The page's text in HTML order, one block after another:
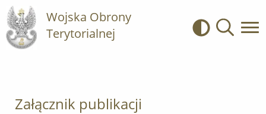
Wojska Obrony
Terytorialnej
Kontrast
Załącznik publikacji